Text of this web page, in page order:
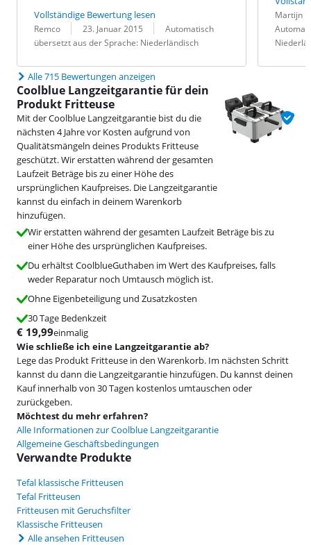
Vollständige Bewertung lesen
Bewertung von:
Remco
Datum: 23. Januar 2015
Übersetzung:
Automatisch
übersetzt aus der Sprache: Niederländisch
Bewertung
Martijn
Datum:
Alle 715 Bewertungen anzeigen
Coolblue Langzeitgarantie für dein
Produkt Fritteuse
Mit der Coolblue Langzeitgarantie bist du die
nächsten 4 Jahre vor Kosten aufgrund von
Qualitätsmängeln deines Produkts Fritteuse
geschützt. Wir erstatten während der gesamten
Laufzeit Beträge bis zu einer Höhe des
ursprünglichen Kaufpreises. Die Langzeitgarantie
kannst du einfach in deinem Warenkorb
hinzufügen.
Wir erstatten während der gesamten Laufzeit Beträge bis zu
einer Höhe des ursprünglichen Kaufpreises.
Du erhältst CoolblueGuthaben im Wert des Kaufpreises, falls
weder Reparatur noch Umtausch möglich ist.
Ohne Eigenbeteiligung und Zusatzkosten
30 Tage Bedenkzeit
€ 19,99einmalig
Wie schließe ich eine Langzeitgarantie ab?
Lege das Produkt Fritteuse in den Warenkorb. Im nächsten Schritt
kannst du dann die Langzeitgarantie hinzufügen. Du kannst deinen
Kauf innerhalb von 30 Tagen kostenlos umtauschen oder
zurückgeben.
Möchtest du mehr erfahren?
Alle Informationen zur Coolblue Langzeitgarantie
Allgemeine Geschäftsbedingungen
Verwandte Produkte
Tefal klassische Fritteusen
Tefal Fritteusen
Fritteusen mit Geruchsfilter
Klassische Fritteusen
Alle ansehen Fritteusen